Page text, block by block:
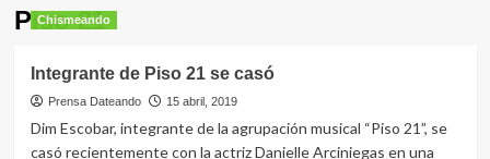
Piso 21
Chismeando
Integrante de Piso 21 se casó
Prensa Dateando 15 abril, 2019
Dim Escobar, integrante de la agrupación musical “Piso 21”, se
casó recientemente con la actriz Danielle Arciniegas en una